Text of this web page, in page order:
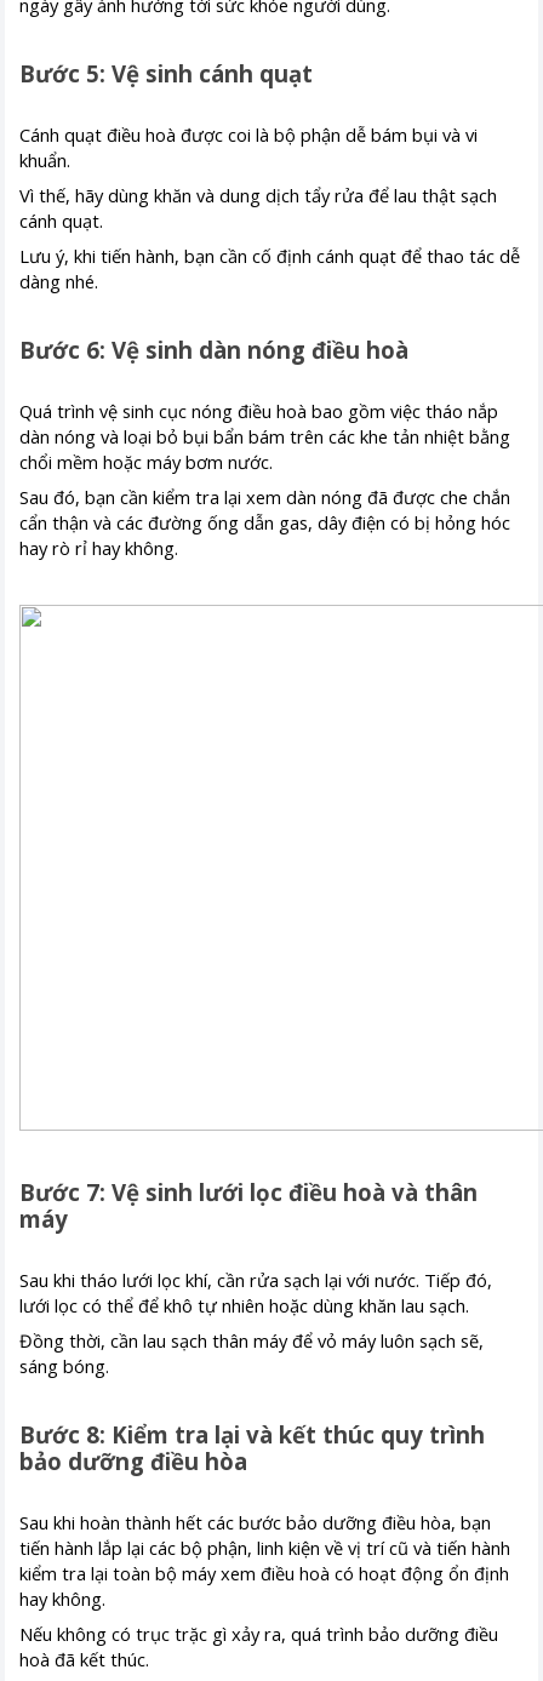
ngày gây ảnh hưởng tới sức khỏe người dùng.
Bước 5: Vệ sinh cánh quạt
Cánh quạt điều hoà được coi là bộ phận dễ bám bụi và vi
khuẩn.
Vì thế, hãy dùng khăn và dung dịch tẩy rửa để lau thật sạch
cánh quạt.
Lưu ý, khi tiến hành, bạn cần cố định cánh quạt để thao tác dễ
dàng nhé.
Bước 6: Vệ sinh dàn nóng điều hoà
Quá trình vệ sinh cục nóng điều hoà bao gồm việc tháo nắp
dàn nóng và loại bỏ bụi bẩn bám trên các khe tản nhiệt bằng
chổi mềm hoặc máy bơm nước.
Sau đó, bạn cần kiểm tra lại xem dàn nóng đã được che chắn
cẩn thận và các đường ống dẫn gas, dây điện có bị hỏng hóc
hay rò rỉ hay không.
Bước 7: Vệ sinh lưới lọc điều hoà và thân
máy
Sau khi tháo lưới lọc khí, cần rửa sạch lại với nước. Tiếp đó,
lưới lọc có thể để khô tự nhiên hoặc dùng khăn lau sạch.
Đồng thời, cần lau sạch thân máy để vỏ máy luôn sạch sẽ,
sáng bóng.
Bước 8: Kiểm tra lại và kết thúc quy trình
bảo dưỡng điều hòa
Sau khi hoàn thành hết các bước bảo dưỡng điều hòa, bạn
tiến hành lắp lại các bộ phận, linh kiện về vị trí cũ và tiến hành
kiểm tra lại toàn bộ máy xem điều hoà có hoạt động ổn định
hay không.
Nếu không có trục trặc gì xảy ra, quá trình bảo dưỡng điều
hoà đã kết thúc.